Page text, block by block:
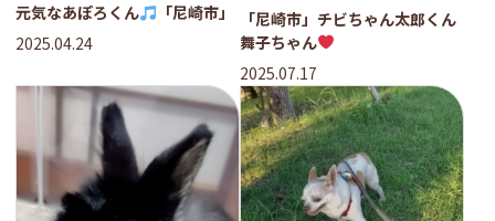
元気なあぽろくん
「尼崎市」
2025.04.24
「尼崎市」チビちゃん太郎くん
舞子ちゃん
2025.07.17